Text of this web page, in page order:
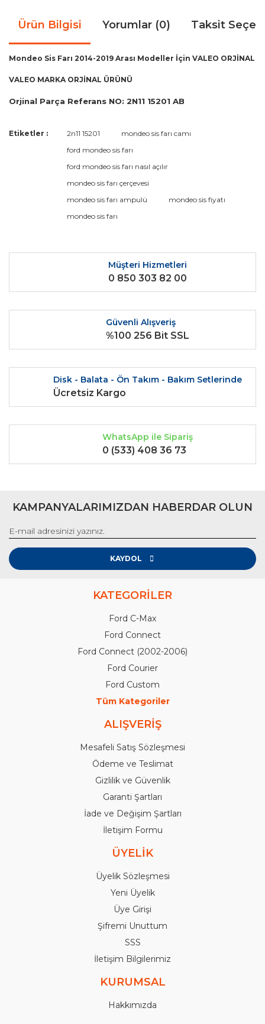
Ürün Bilgisi Yorumlar (0) Taksit
Mondeo Sis Farı 2014-2019 Arası Modeller İçin VALEO ORJİNAL
VALEO MARKA ORJİNAL ÜRÜNÜ
Orjinal Parça Referans NO: 2N11 15201 AB
Bu ürüne ilk yorumu siz yapın!
Yorum Yaz
Bu ürünün fiyat bilgisi, resim, ürün açıklamalarında ve diğer
kullanarak tarafımıza iletebilirsiniz.
Görüş ve önerileriniz için teşekkür ederiz.
Bu ürüne benzer farklı alternatifler olmalı.
Gönder
Etiketler : 2n11 15201
mondeo sis farı camı
ford mondeo sis farı
ford mondeo sis farı nasıl açılır
mondeo sis farı çerçevesi
mondeo sis farı ampulü
mondeo sis fiyatı
mondeo sis farı
Müşteri Hizmetleri
0 850 303 82 00
Güvenli Alışveriş
%100 256 Bit SSL
Disk - Balata - Ön Takım - Bakım Setlerinde
Ücretsiz Kargo
WhatsApp ile Sipariş
0 (533) 408 36 73
KAMPANYALARIMIZDAN HABERDAR OLUN
KAYDOL
KATEGORİLER
Ford C-Max
Ford Connect
Ford Connect (2002-2006)
Ford Courier
Ford Custom
Tüm Kategoriler
ALIŞVERİŞ
Mesafeli Satış Sözleşmesi
Ödeme ve Teslimat
Gizlilik ve Güvenlik
Garanti Şartları
İade ve Değişim Şartları
İletişim Formu
ÜYELİK
Üyelik Sözleşmesi
Yeni Üyelik
Üye Girişi
Şifremi Unuttum
SSS
İletişim Bilgilerimiz
KURUMSAL
Hakkımızda